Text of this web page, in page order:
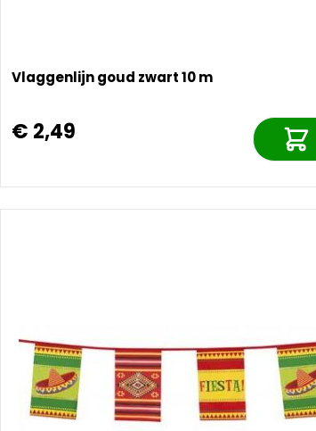
Vlaggenlijn goud zwart 10 m
€ 2,49